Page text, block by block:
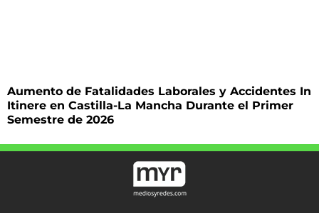
Aumento de Fatalidades Laborales y Accidentes In
Itinere en Castilla-La Mancha Durante el Primer
Semestre de 2026